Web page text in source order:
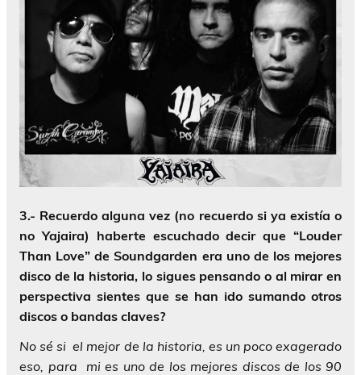
3.- Recuerdo alguna vez (no recuerdo si ya existía o
no Yajaira) haberte escuchado decir que “Louder
Than Love” de Soundgarden era uno de los mejores
disco de la historia, lo sigues pensando o al mirar en
perspectiva sientes que se han ido sumando otros
discos o bandas claves?
No sé si el mejor de la historia, es un poco exagerado
eso, para mi es uno de los mejores discos de los 90